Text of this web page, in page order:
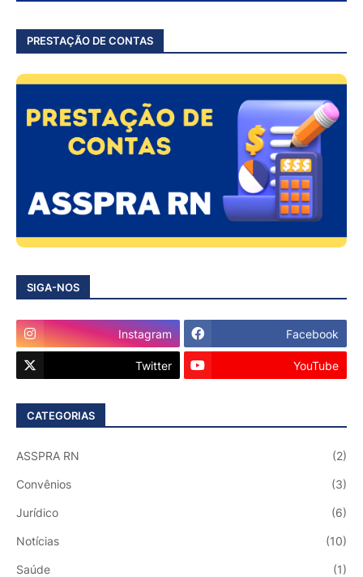
PRESTAÇÃO DE CONTAS
SIGA-NOS
Instagram Facebook
Twitter YouTube
CATEGORIAS
ASSPRA RN (2)
Convênios (3)
Jurídico (6)
Notícias (10)
Saúde (1)